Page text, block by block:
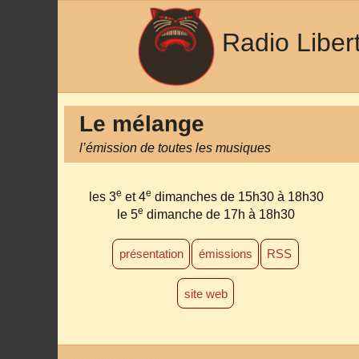
Radio
Le mélange
l’émission de toutes les musiques
les 3e et 4e dimanches de 15h30 à 18h30
le 5e dimanche de 17h à 18h30
présentation émissions RSS
site web